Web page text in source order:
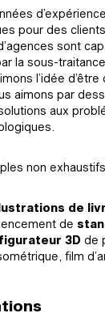
pour des
sont
la sous-traitance.
l’idée
aimons par
aux
non
de
de
3D de
film